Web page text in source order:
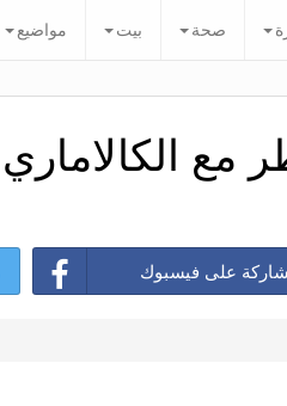
صحة بيت مواضيع
مع الكالاماري
على فيسبوك